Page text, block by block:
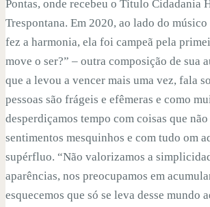
Pontas, onde recebeu o Título Cidadania
Trespontana. Em 2020, ao lado do
fez a harmonia, ela foi campeã pela
move o ser?” – outra composição de sua
que a levou a vencer mais uma vez, fala
pessoas são frágeis e efêmeras e como
desperdiçamos tempo com coisas que
sentimentos mesquinhos e com tudo om
supérfluo. “Não valorizamos a
aparências, nos preocupamos em
esquecemos que só se leva desse mundo